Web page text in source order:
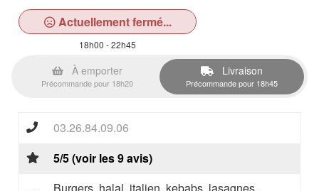
Actuellement fermé...
18h00 - 22h45
À emporter
Précommande pour 18h20
Livraison
Précommande pour 18h45
03.26.84.09.06
5/5 (voir les 9 avis)